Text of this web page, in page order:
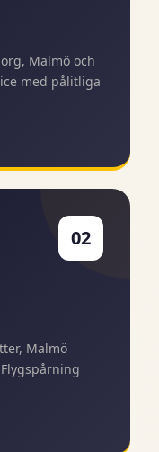
Malmö och
med pålitliga
02
Malmö